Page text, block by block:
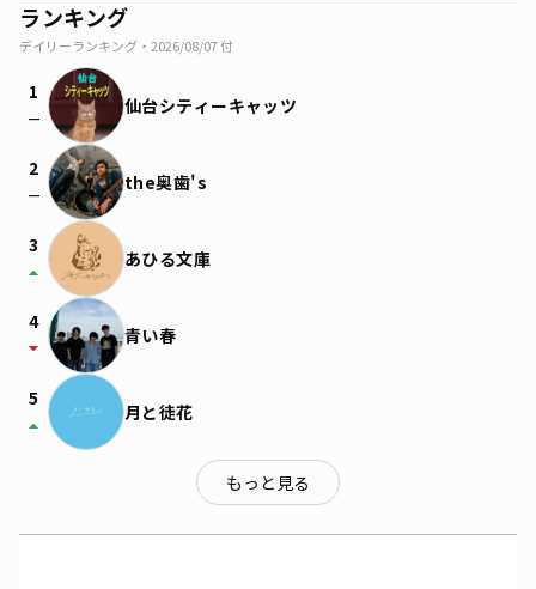
ランキング
デイリーランキング・ 2026/08/07付
1
check_indeterminate_small 仙台シティーキャッツ
2
check_indeterminate_small the奥歯's
3
arrow_drop_up あひる文庫
4
arrow_drop_down 青い春
5
arrow_drop_up 月と徒花
もっと見る